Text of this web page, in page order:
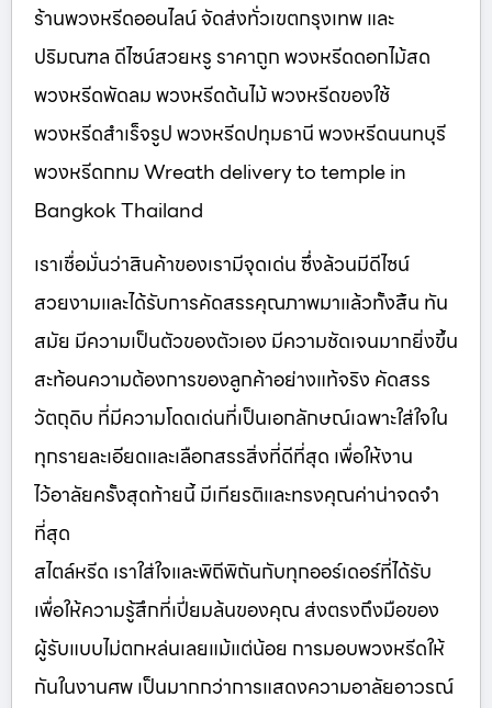
ร้านพวงหรีดออนไลน์ จัดส่งทั่วเขตกรุงเทพ และ
ปริมณฑล ดีไซน์สวยหรู ราคาถูก พวงหรีดดอกไม้สด
พวงหรีดพัดลม พวงหรีดต้นไม้ พวงหรีดของใช้
พวงหรีดสำเร็จรูป พวงหรีดปทุมธานี พวงหรีดนนทบุรี
พวงหรีดกทม Wreath delivery to temple in
Bangkok Thailand
เราเชื่อมั่นว่าสินค้าของเรามีจุดเด่น ซึ่งล้วนมีดีไซน์
สวยงามและได้รับการคัดสรรคุณภาพมาแล้วทั้งสิ้น ทัน
สมัย มีความเป็นตัวของตัวเอง มีความชัดเจนมากยิ่งขึ้น
สะท้อนความต้องการของลูกค้าอย่างแท้จริง คัดสรร
วัตถุดิบ ที่มีความโดดเด่นที่เป็นเอกลักษณ์เฉพาะใส่ใจใน
ทุกรายละเอียดและเลือกสรรสิ่งที่ดีที่สุด เพื่อให้งาน
ไว้อาลัยครั้งสุดท้ายนี้ มีเกียรติและทรงคุณค่าน่าจดจำ
ที่สุด
สไตล์หรีด เราใส่ใจและพิถีพิถันกับทุกออร์เดอร์ที่ได้รับ
เพื่อให้ความรู้สึกที่เปี่ยมล้นของคุณ ส่งตรงถึงมือของ
ผู้รับแบบไม่ตกหล่นเลยแม้แต่น้อย การมอบพวงหรีดให้
กันในงานศพ เป็นมากกว่าการแสดงความอาลัยอาวรณ์